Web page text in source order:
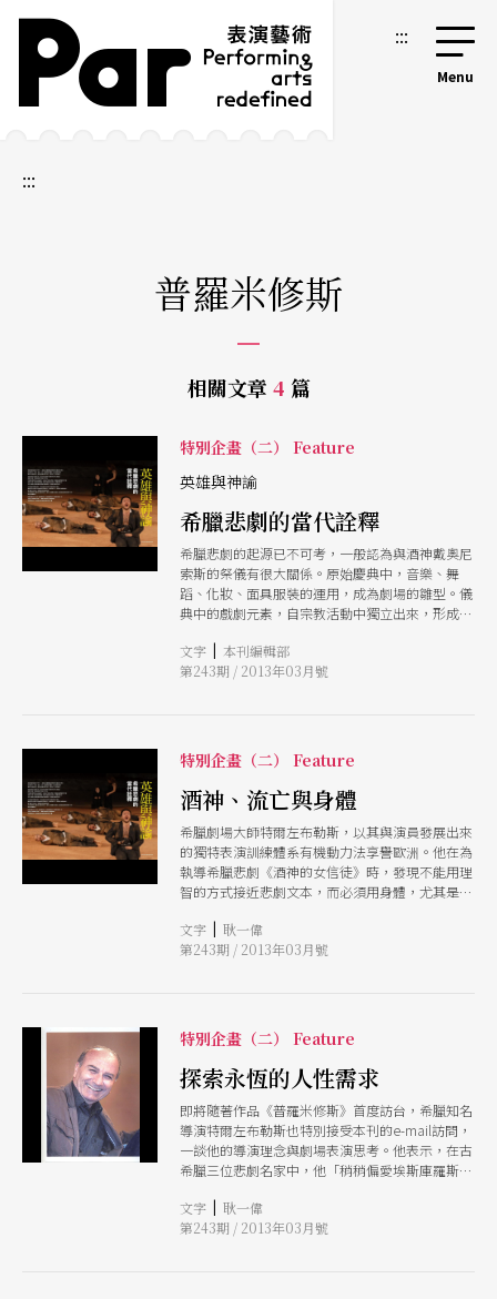
跳到主要內容區塊
網站導覽 :::
:::
普羅米修斯
相關文章 4 篇
特別企畫（二） Feature
英雄與神諭
希臘悲劇的當代詮釋
希臘悲劇的起源已不可考，一般認為與酒神戴奧尼
索斯的祭儀有很大關係。原始慶典中，音樂、舞
蹈、化妝、面具服裝的運用，成為劇場的雛型。儀
典中的戲劇元素，自宗教活動中獨立出來，形成了
劇場不斷挪借取材的珍貴遺產。就題材來看，希臘
悲劇用以古喻今的方式，呼應當時雅典的政治社會
圖突破寫實主義框架時，經常拿來實驗的對象。
來自希臘的阿提斯劇院，不斷以創新手法賦予希臘
悲劇當代風貌。導演特爾左布勒斯在執導希臘悲劇
過程中，逐漸發展出來一套獨特的身體訓練法，藉
以尋找文本背後，潛藏著失落的身體密碼。他在場
面調度上偏好幾合圖形的排列，更讓人在觀賞他作
品時，聯想起有待解謎的象形文字，如同古希臘神
諭。 阿提斯劇院此行來台，將搬演悲劇之父埃斯
釋下，演員以動靜對比的身體能量，充滿劇場空
間，將讓觀眾見識希臘悲劇的震撼力量。
文字 | 本刊編輯部
第243期 / 2013年03月號
特別企畫（二） Feature
酒神、流亡與身體
希臘劇場大師特爾左布勒斯，以其與演員發展出來
的獨特表演訓練體系有機動力法享譽歐洲。他在為
執導希臘悲劇《酒神的女信徒》時，發現不能用理
智的方式接近悲劇文本，而必須用身體，尤其是身
過演員疲累而出神的「酒神式」身體，卻搭配歌隊
有序幾何圖形的排列，呈現出舞台上的獨特悲劇風
文字 | 耿一偉
第243期 / 2013年03月號
特別企畫（二） Feature
探索永恆的人性需求
即將隨著作品《普羅米修斯》首度訪台，希臘知名
導演特爾左布勒斯也特別接受本刊的e-mail訪問，
一談他的導演理念與劇場表演思考。他表示，在古
希臘三位悲劇名家中，他「稍稍偏愛埃斯庫羅斯
中，「我們感受到神、人與城邦之間的一體性」。
他也透露，台北演出中他也會上台軋一角，演出歌
文字 | 耿一偉
第243期 / 2013年03月號